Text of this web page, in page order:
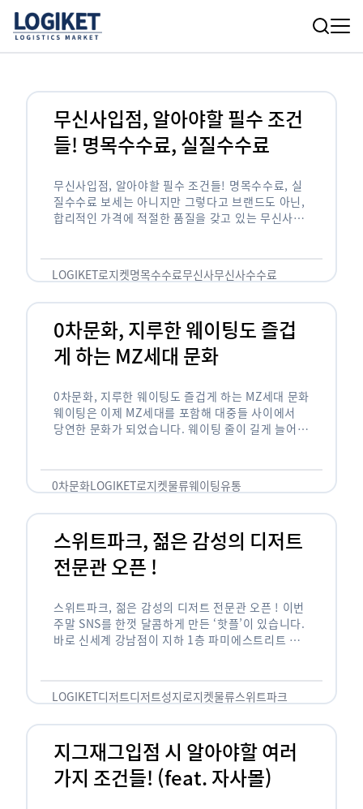
무신사입점, 알아야할 필수 조건
들! 명목수수료, 실질수수료
무신사입점, 알아야할 필수 조건들! 명목수수료, 실
질수수료 보세는 아니지만 그렇다고 브랜드도 아닌,
합리적인 가격에 적절한 품질을 갖고 있는 무신사!
LOGIKET로지켓명목수수료무신사무신사수수료
0차문화, 지루한 웨이팅도 즐겁
게 하는 MZ세대 문화
0차문화, 지루한 웨이팅도 즐겁게 하는 MZ세대 문화
웨이팅은 이제 MZ세대를 포함해 대중들 사이에서
당연한 문화가 되었습니다. 웨이팅 줄이 길게 늘어서
0차문화LOGIKET로지켓물류웨이팅유통
스위트파크, 젊은 감성의 디저트
전문관 오픈 !
스위트파크, 젊은 감성의 디저트 전문관 오픈 ! 이번
주말 SNS를 한껏 달콤하게 만든 ‘핫플’이 있습니다.
바로 신세계 강남점이 지하 1층 파미에스트리트 분
LOGIKET디저트디저트성지로지켓물류스위트파크
지그재그입점 시 알아야할 여러
가지 조건들! (feat. 자사몰)